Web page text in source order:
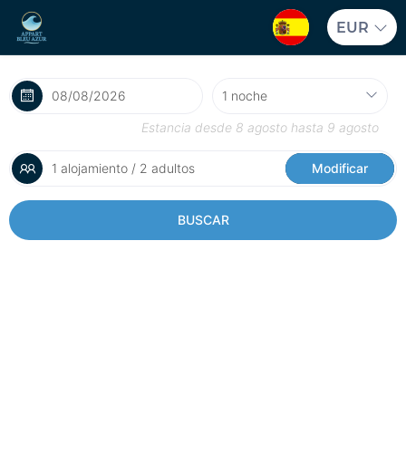
EUR
Estancia desde 8 agosto hasta 9 agosto
1 alojamiento / 2 adultos Modificar